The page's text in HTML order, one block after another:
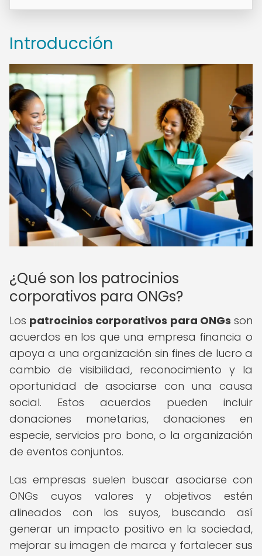
Introducción
¿Qué son los patrocinios
corporativos para ONGs?
Los patrocinios corporativos para ONGs son
acuerdos en los que una empresa financia o
apoya a una organización sin fines de lucro a
cambio de visibilidad, reconocimiento y la
oportunidad de asociarse con una causa
social. Estos acuerdos pueden incluir
donaciones monetarias, donaciones en
especie, servicios pro bono, o la organización
de eventos conjuntos.
Las empresas suelen buscar asociarse con
ONGs cuyos valores y objetivos estén
alineados con los suyos, buscando así
generar un impacto positivo en la sociedad,
mejorar su imagen de marca y fortalecer sus